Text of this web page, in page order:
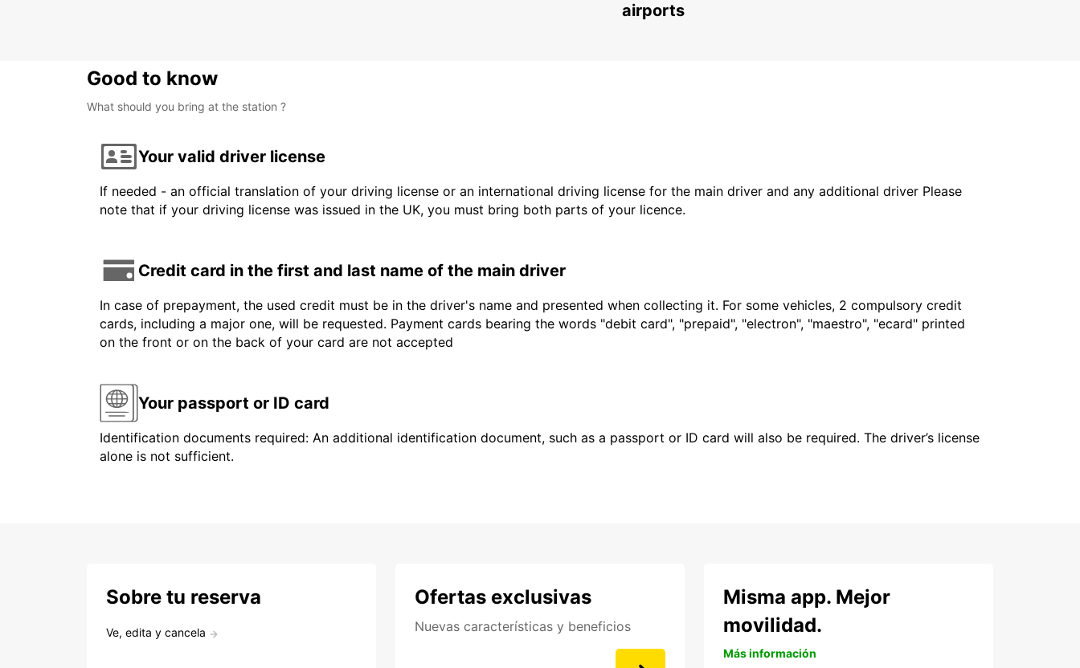
airports
Good to know
What should you bring at the station ?
Your valid driver license
If needed - an official translation of your driving license or an international driving license for the main driver and any additional driver Please
note that if your driving license was issued in the UK, you must bring both parts of your licence.
Credit card in the first and last name of the main driver
In case of prepayment, the used credit must be in the driver's name and presented when collecting it. For some vehicles, 2 compulsory credit
cards, including a major one, will be requested. Payment cards bearing the words "debit card", "prepaid", "electron", "maestro", "ecard" printed
on the front or on the back of your card are not accepted
Your passport or ID card
Identification documents required: An additional identification document, such as a passport or ID card will also be required. The driver’s license
alone is not sufficient.
Sobre tu reserva
Ve, edita y cancela
Ofertas exclusivas
Nuevas características y beneficios
Misma app. Mejor
movilidad.
Más información